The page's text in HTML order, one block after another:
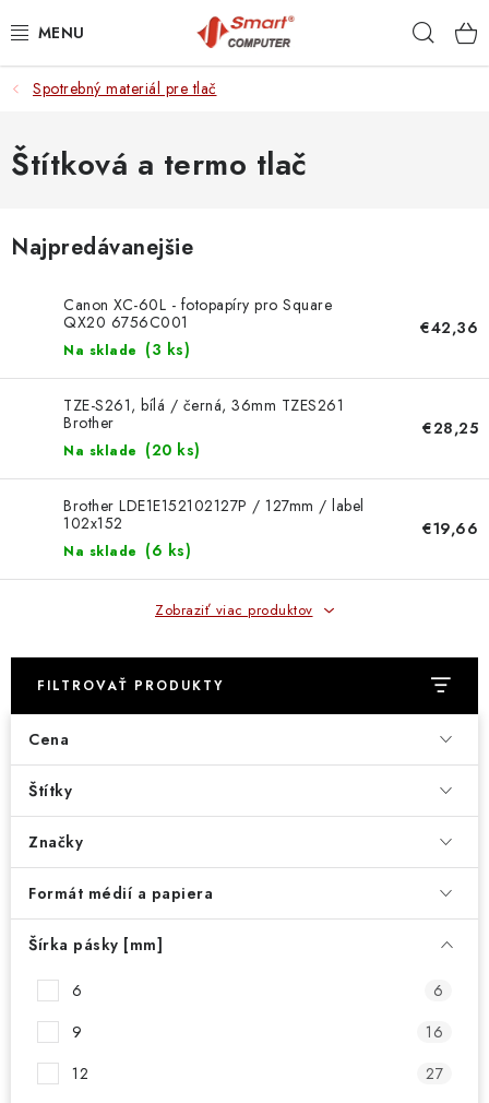
na
NOTEBOOKY
MOBILNÉ ZARIADENIA
PERIFÉRIE
TLAČIARNE
SIETE
ELEKTRONIKA
: DOBRÁ CENA
: OBĽÚBENÉ PRODUKTY
: TOP PRODUKTY
ZNAČKY
Obchodné podmienky
Ochrana osobných údajov
Spotrebný materiál pre tlač
Štítková a termo tlač
Najpredávanejšie
Canon XC-60L - fotopapíry pro Square
QX20 6756C001
Na sklade (3 ks)
€42,36
TZE-S261, bílá / černá, 36mm TZES261
Brother
Na sklade (20 ks)
€28,25
Brother LDE1E152102127P / 127mm / label
102x152
Na sklade (6 ks)
€19,66
Zobraziť viac produktov
FILTROVAŤ PRODUKTY
Cena
Štítky
Značky
Formát médií a papiera
Šírka pásky [mm]
6
6
9
16
12
27